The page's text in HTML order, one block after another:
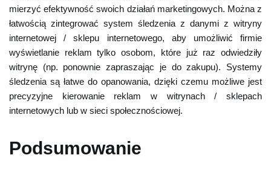
mierzyć efektywność swoich działań marketingowych. Można z
łatwością zintegrować system śledzenia z danymi z witryny
internetowej / sklepu internetowego, aby umożliwić firmie
wyświetlanie reklam tylko osobom, które już raz odwiedziły
witrynę (np. ponownie zapraszając je do zakupu). Systemy
śledzenia są łatwe do opanowania, dzięki czemu możliwe jest
precyzyjne kierowanie reklam w witrynach / sklepach
internetowych lub w sieci społecznościowej.
Podsumowanie